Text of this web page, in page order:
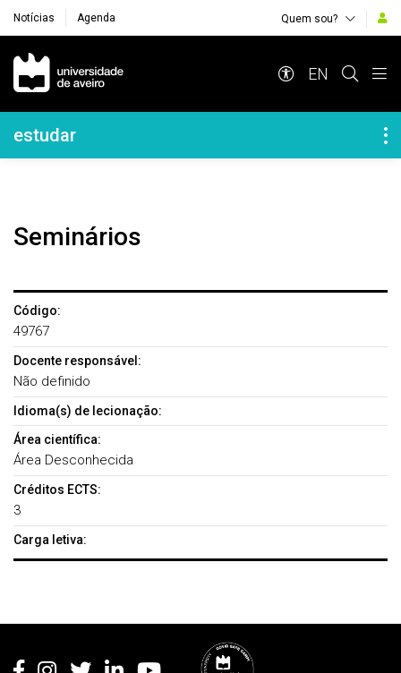
Notícias Agenda Quem sou?
Navegação Principal
EN
Navegação Lateral
estudar
Seminários
Código:
49767
Docente responsável:
Não definido
Idioma(s) de lecionação:
Área científica:
Área Desconhecida
Créditos ECTS:
3
Carga letiva: